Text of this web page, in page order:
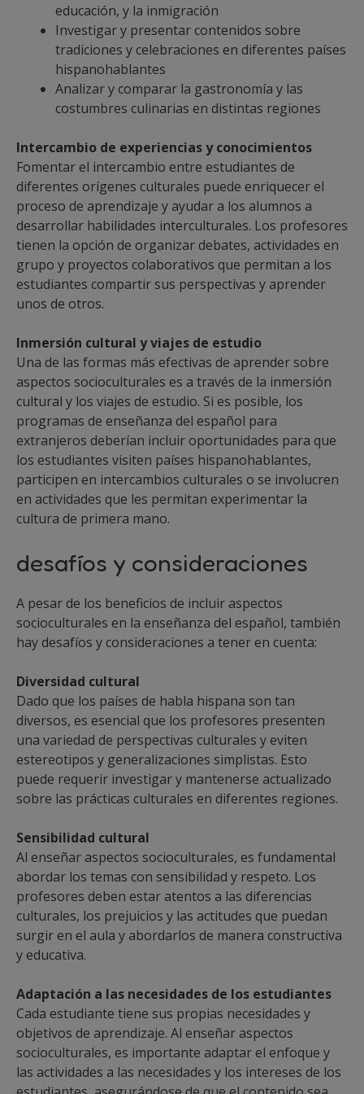
educación, y la inmigración
Investigar y presentar contenidos sobre
tradiciones y celebraciones en diferentes países
hispanohablantes
Analizar y comparar la gastronomía y las
costumbres culinarias en distintas regiones
Intercambio de experiencias y conocimientos
Fomentar el intercambio entre estudiantes de
diferentes orígenes culturales puede enriquecer el
proceso de aprendizaje y ayudar a los alumnos a
desarrollar habilidades interculturales. Los profesores
tienen la opción de organizar debates, actividades en
grupo y proyectos colaborativos que permitan a los
estudiantes compartir sus perspectivas y aprender
unos de otros.
Inmersión cultural y viajes de estudio
Una de las formas más efectivas de aprender sobre
aspectos socioculturales es a través de la inmersión
cultural y los viajes de estudio. Si es posible, los
programas de enseñanza del español para
extranjeros deberían incluir oportunidades para que
los estudiantes visiten países hispanohablantes,
participen en intercambios culturales o se involucren
en actividades que les permitan experimentar la
cultura de primera mano.
desafíos y consideraciones
A pesar de los beneficios de incluir aspectos
socioculturales en la enseñanza del español, también
hay desafíos y consideraciones a tener en cuenta:
Diversidad cultural
Dado que los países de habla hispana son tan
diversos, es esencial que los profesores presenten
una variedad de perspectivas culturales y eviten
estereotipos y generalizaciones simplistas. Esto
puede requerir investigar y mantenerse actualizado
sobre las prácticas culturales en diferentes regiones.
Sensibilidad cultural
Al enseñar aspectos socioculturales, es fundamental
abordar los temas con sensibilidad y respeto. Los
profesores deben estar atentos a las diferencias
culturales, los prejuicios y las actitudes que puedan
surgir en el aula y abordarlos de manera constructiva
y educativa.
Adaptación a las necesidades de los estudiantes
Cada estudiante tiene sus propias necesidades y
objetivos de aprendizaje. Al enseñar aspectos
socioculturales, es importante adaptar el enfoque y
las actividades a las necesidades y los intereses de los